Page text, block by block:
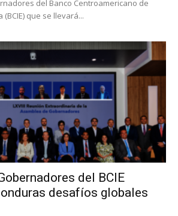
del Banco Centroamericano de
que se llevará...
del BCIE
desafíos globales